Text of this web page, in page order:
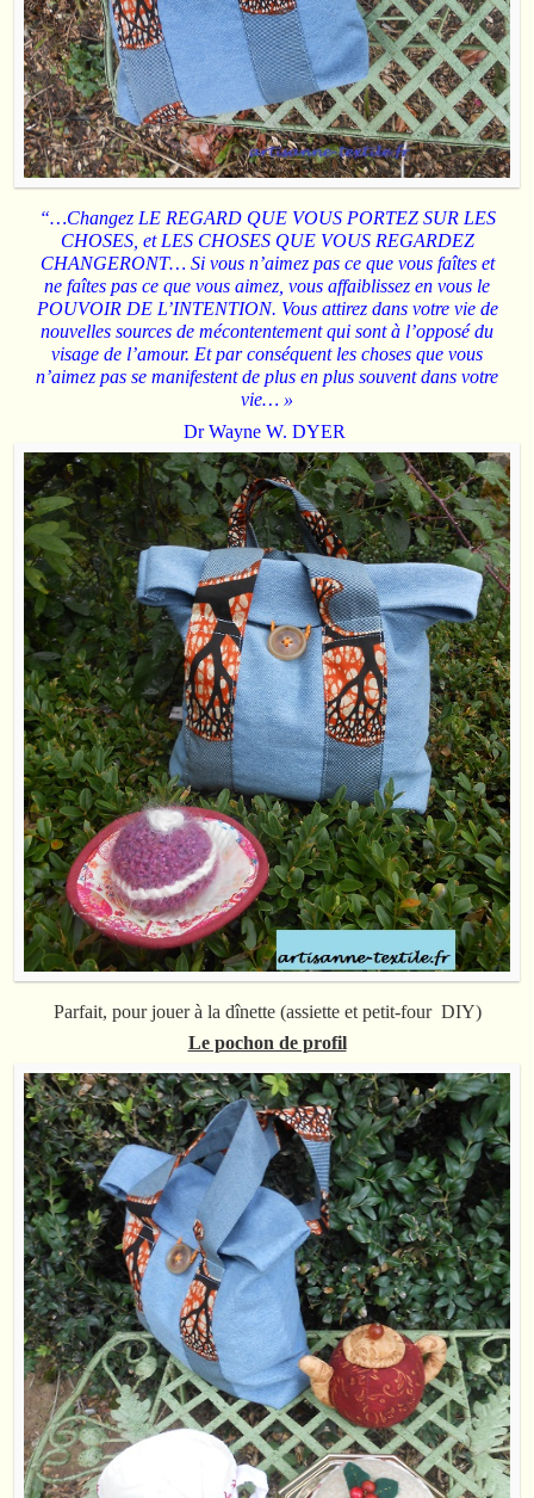
“…Changez LE REGARD QUE VOUS PORTEZ SUR LES
CHOSES, et LES CHOSES QUE VOUS REGARDEZ
CHANGERONT… Si vous n’aimez pas ce que vous faîtes et
ne faîtes pas ce que vous aimez, vous affaiblissez en vous le
POUVOIR DE L’INTENTION. Vous attirez dans votre vie de
nouvelles sources de mécontentement qui sont à l’opposé du
visage de l’amour. Et par conséquent les choses que vous
n’aimez pas se manifestent de plus en plus souvent dans votre
vie… »
Dr Wayne W. DYER
Parfait, pour jouer à la dînette (assiette et petit-four DIY)
Le pochon de profil